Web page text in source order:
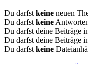
Du darfst keine neuen
Du darfst keine
Du darfst deine Beiträge
Du darfst deine Beiträge
Du darfst keine